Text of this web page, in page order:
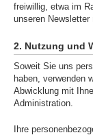
freiwillig, etwa im
unseren Newsletter
2. Nutzung und
Soweit Sie uns
haben, verwenden
Abwicklung mit
Administration.
Ihre